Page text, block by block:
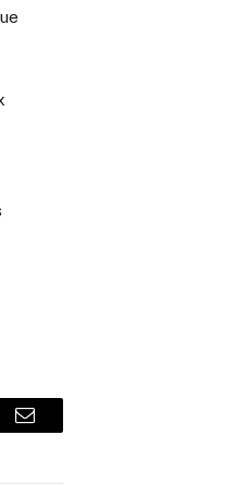
Email